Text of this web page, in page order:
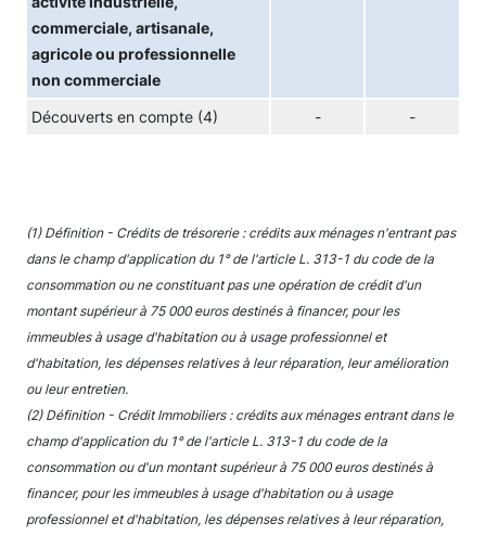
commerciale, artisanale,
agricole ou professionnelle
non commerciale
Découverts en compte (4) - -
(1) Définition - Crédits de trésorerie : crédits aux ménages n'entrant pas
dans le champ d'application du 1° de l'article L. 313-1 du code de la
consommation ou ne constituant pas une opération de crédit d'un
montant supérieur à 75 000 euros destinés à financer, pour les
immeubles à usage d'habitation ou à usage professionnel et
d'habitation, les dépenses relatives à leur réparation, leur amélioration
ou leur entretien.
(2) Définition - Crédit Immobiliers : crédits aux ménages entrant dans le
champ d'application du 1° de l'article L. 313-1 du code de la
consommation ou d'un montant supérieur à 75 000 euros destinés à
financer, pour les immeubles à usage d'habitation ou à usage
professionnel et d'habitation, les dépenses relatives à leur réparation,